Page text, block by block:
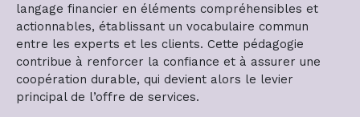
langage financier en éléments compréhensibles et
actionnables, établissant un vocabulaire commun
entre les experts et les clients. Cette pédagogie
contribue à renforcer la confiance et à assurer une
coopération durable, qui devient alors le levier
principal de l’offre de services.